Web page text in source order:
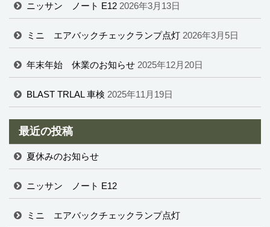
ニッサン ノート E12 2026年3月13日
ミニ エアバックチェックランプ点灯 2026年3月5日
年末年始 休業のお知らせ 2025年12月20日
BLAST TRLAL 車検 2025年11月19日
最近の投稿
夏休みのお知らせ
ニッサン ノート E12
ミニ エアバックチェックランプ点灯